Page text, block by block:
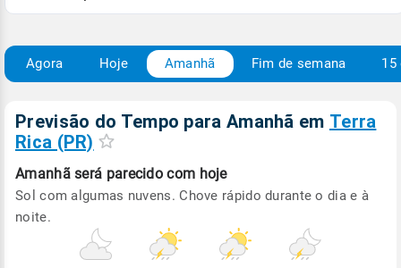
Agora Hoje Amanhã Fim de semana 15
Previsão do Tempo para Amanhã em Terra
Rica (PR)
Amanhã será parecido com hoje
Sol com algumas nuvens. Chove rápido durante o dia e à
noite.